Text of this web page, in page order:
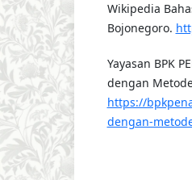
Wikipedia
Bojonegoro.
Yayasan BPK
dengan
https://
dengan-